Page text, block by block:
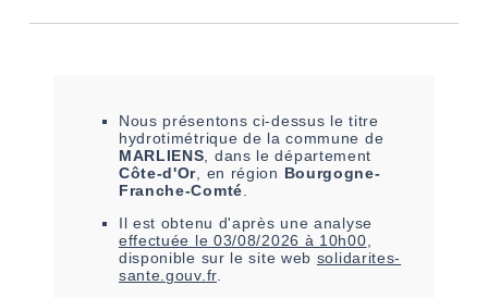
Nous présentons ci-dessus le titre
hydrotimétrique de la commune de
MARLIENS , dans le département
Côte-d'Or , en région Bourgogne-
Franche-Comté
Il est obtenu d'après une analyse
effectuée le 03/08/2026 à 10h00
disponible sur le site web solidarites-
sante.gouv.fr.